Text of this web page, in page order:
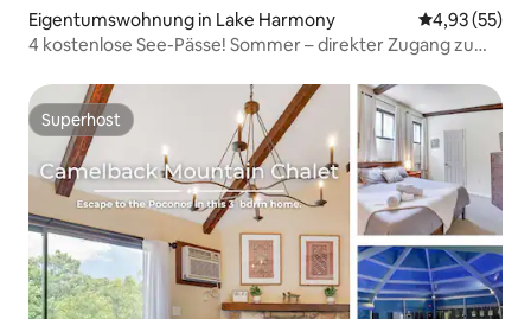
Eigentumswohnung in Lake Harmony
4,93 (55)
4 kostenlose See-Pässe! Sommer – direkter Zugang zum
Superhost
Superhost